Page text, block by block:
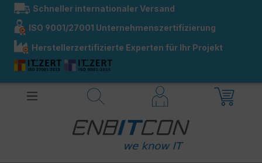
springen
Schneller internationaler Versand
ISO 9001/27001 Unternehmenszertifizierung
Herstellerzertifizierte Experten für Ihr Projekt